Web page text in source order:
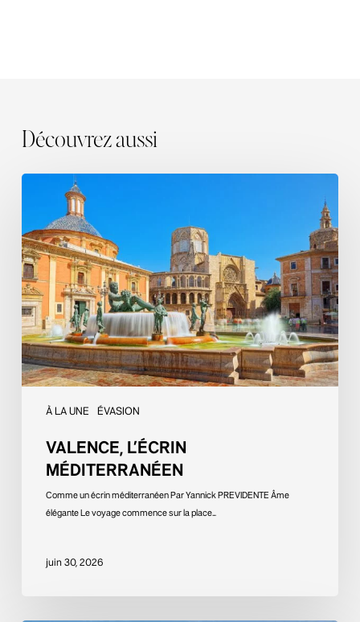
Découvrez aussi
À LA UNE ÉVASION
méditerranéen
VALENCE, L’ÉCRIN
MÉDITERRANÉEN
Comme un écrin méditerranéen Par Yannick PREVIDENTE Âme
élégante Le voyage commence sur la place…
juin 30, 2026